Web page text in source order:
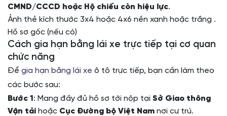
CMND/CCCD hoặc Hộ chiếu còn hiệu lực.
Ảnh thẻ kích thước 3x4 hoặc 4x6 nền xanh hoặc trắng .
Hồ sơ gốc (nếu có)
Cách gia hạn bằng lái xe trực tiếp tại cơ quan
chức năng
Để gia hạn bằng lái xe ô tô trực tiếp, bạn cần làm theo
các bước sau:
Bước 1 : Mang đầy đủ hồ sơ tới nộp tại Sở Giao thông
Vận tải hoặc Cục Đường bộ Việt Nam nơi cư trú.